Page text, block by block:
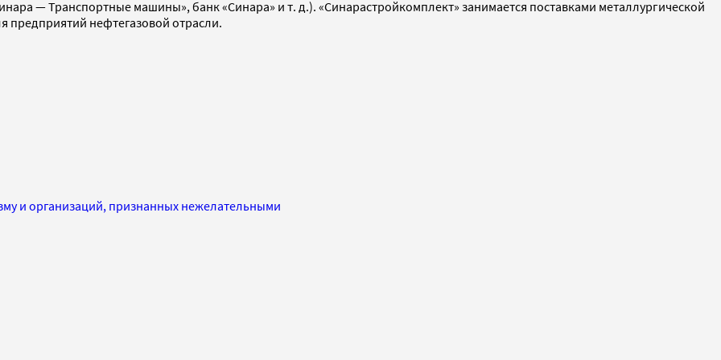
— Транспортные машины», банк «Синара» и т. д.). «Синарастройкомплект» занимается поставками металлургической
предприятий нефтегазовой отрасли.
и организаций, признанных нежелательными